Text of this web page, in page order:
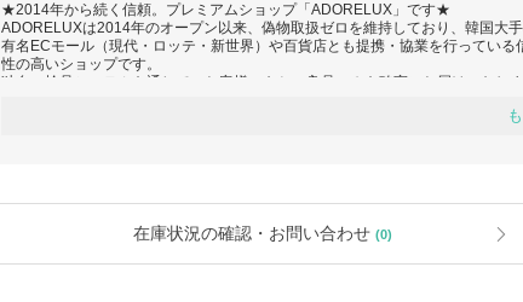
★2014年から続く信頼。プレミアムショップ「ADORELUX」です★
ADORELUXは2014年のオープン以来、偽物取扱ゼロを維持しており、韓国大
有名ECモール（現代・ロッテ・新世界）や百貨店とも提携・協業を行っている
性の高いショップです。
独自の検品システムを通じて、お客様のもとへ良品のみを確実にお届けいたしま
【イタリア・欧州ブティック買付】イタリアやヨーロッパ各国の公認ブティック
ら買付し、100％正規品のみをお届けいたします。
在庫状況の確認・お問い合わせ (0)